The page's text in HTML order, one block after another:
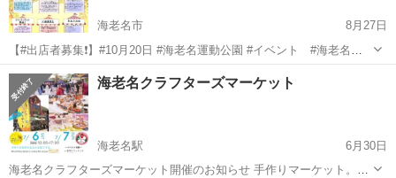
海老名市
8月27日
‎【⁦‪#出店者募集‬⁩❗️】⁦‪#10月20日‬⁩ ⁦‪#海老名運動公園‬⁩ ⁦‪#イベント‬⁩ ⁦‪#海老名
SDGsフェスタ‬⁩ 内にて ⁦‪#フリーマーケット‬⁩ を開催٩( ᐛ )و 海老名
SDGsフェスタではさ...
神奈川 海老名市 フリーマーケット
海老名クラフターズマーケット
海老名駅
6月30日
海老名クラフターズマーケット開催のお知らせ 手作りマーケット。ミ